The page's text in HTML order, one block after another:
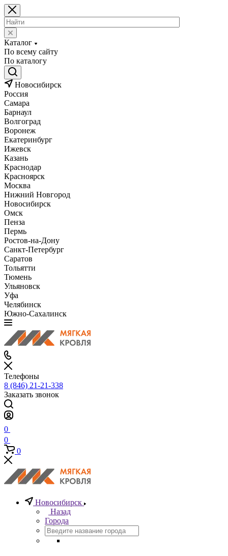
Каталог
По всему сайту
По каталогу
Новосибирск
Россия
Самара
Барнаул
Волгоград
Воронеж
Екатеринбург
Ижевск
Казань
Краснодар
Красноярск
Москва
Нижний Новгород
Новосибирск
Омск
Пенза
Пермь
Ростов-на-Дону
Санкт-Петербург
Саратов
Тольятти
Тюмень
Ульяновск
Уфа
Челябинск
Южно-Сахалинск
Телефоны
8 (846) 21-21-338
Заказать звонок
0
0
0
Новосибирск
Назад
Города